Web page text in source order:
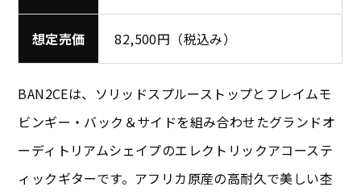
想定売価 82,500円（税込み）
BAN2CEは、ソリッドスプルーストップとフレイムモ
ビンギー・バック＆サイドを組み合わせたグランドオ
ーディトリアムシェイプのエレクトリックアコーステ
ィックギターです。アフリカ原産の高耐久で美しい杢